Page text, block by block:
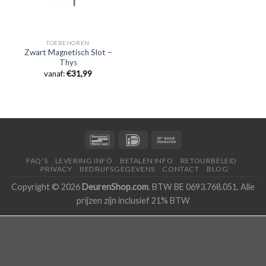
TOEBEHOREN
Zwart Magnetisch Slot –
Thys
vanaf:€31,99
FAQ’S LEVERING INFO BETALEN INFO
RETOURBELEID
PRIVACY
BEDRIJFSGEGEVENS CONTACT BLOG
Copyright © 2026 DeurenShop.com. BTW BE 0693.768.051. Alle
prijzen zijn inclusief 21% BTW